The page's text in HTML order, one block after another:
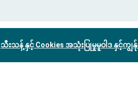
သီးသန့် နှင့် Cookies အသုံးပြုမှုမူဝါဒ နှင့်က